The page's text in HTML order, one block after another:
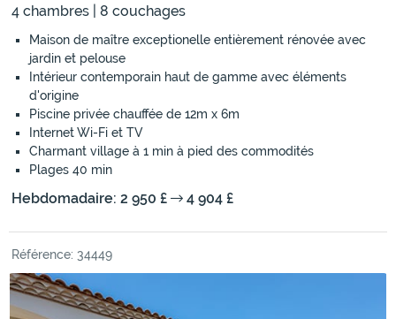
4 chambres | 8 couchages
Maison de maître exceptionelle entièrement rénovée avec
jardin et pelouse
Intérieur contemporain haut de gamme avec éléments
d'origine
Piscine privée chauffée de 12m x 6m
Internet Wi-Fi et TV
Charmant village à 1 min à pied des commodités
Plages 40 min
Hebdomadaire: 2 950 £ 4 904 £
Référence: 34449